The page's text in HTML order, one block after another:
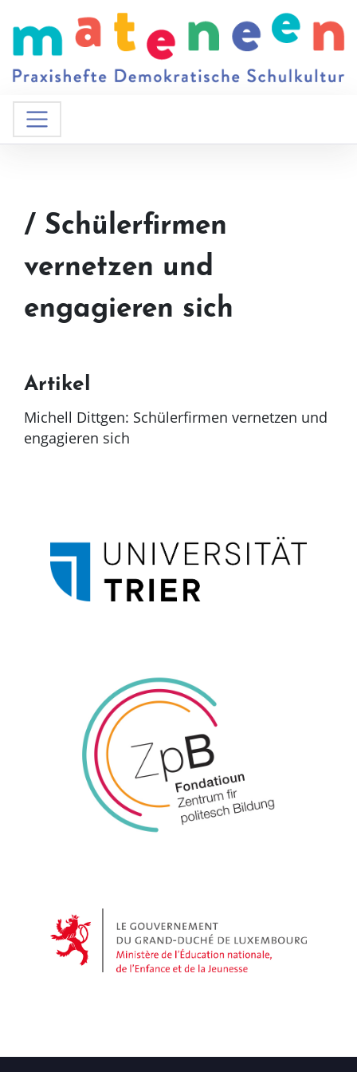
/ Schülerfirmen
vernetzen und
engagieren sich
Artikel
Michell Dittgen: Schülerfirmen vernetzen und
engagieren sich